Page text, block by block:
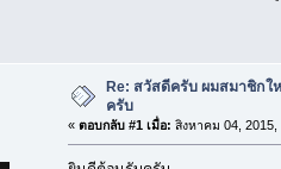
Re: สวัสดีครับ ผมสมาชิกใ
ครับ
« ตอบกลับ #1 เมื่อ: สิงหาคม 04, 2015,